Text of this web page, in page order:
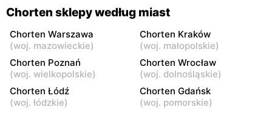
Chorten
Warszawa, ul. Franciszka
Żymirskiego 7/168u
Chorten
20
Chorten
Warszawa, ul. Siennicka
6/18
Chorten
Warszawa, ul. Barkocińska
Chorten Chorten
Chorten sklepy według miast
Chorten Warszawa
(woj. mazowieckie)
Chorten Kraków
(woj. małopolskie)
Chorten Poznań
(woj. wielkopolskie)
Chorten Wrocław
(woj. dolnośląskie)
Chorten Łódź
(woj. łódzkie)
Chorten Gdańsk
(woj. pomorskie)